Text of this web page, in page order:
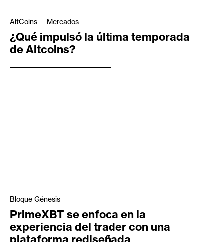
AltCoins Mercados
¿Qué impulsó la última temporada
de Altcoins?
Bloque Génesis
PrimeXBT se enfoca en la
experiencia del trader con una
plataforma rediseñada